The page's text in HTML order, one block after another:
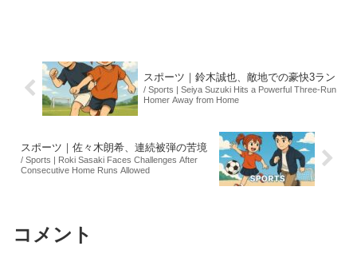
スポーツ｜鈴木誠也、敵地での豪快3ラン
/ Sports | Seiya Suzuki Hits a Powerful Three-Run
Homer Away from Home
スポーツ｜佐々木朗希、連続被弾の苦境
/ Sports | Roki Sasaki Faces Challenges After
Consecutive Home Runs Allowed
コメント